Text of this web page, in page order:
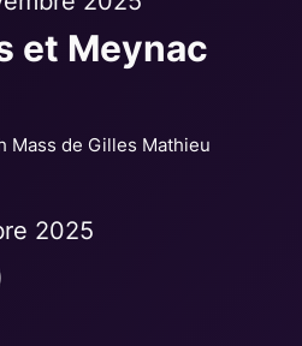
et Meynac
Mass de Gilles Mathieu
2025